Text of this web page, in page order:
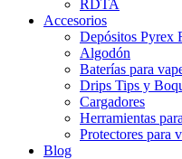
RDTA
Accesorios
Depósitos Pyrex
Algodón
Baterías para
Drips Tips y
Cargadores
Herramientas
Protectores para
Blog